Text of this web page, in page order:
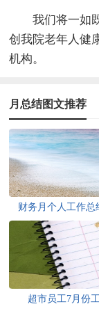
我们将一如
创我院老年人健
机构。
月总结图文推荐
财务月个人工作总
超市员工7月份